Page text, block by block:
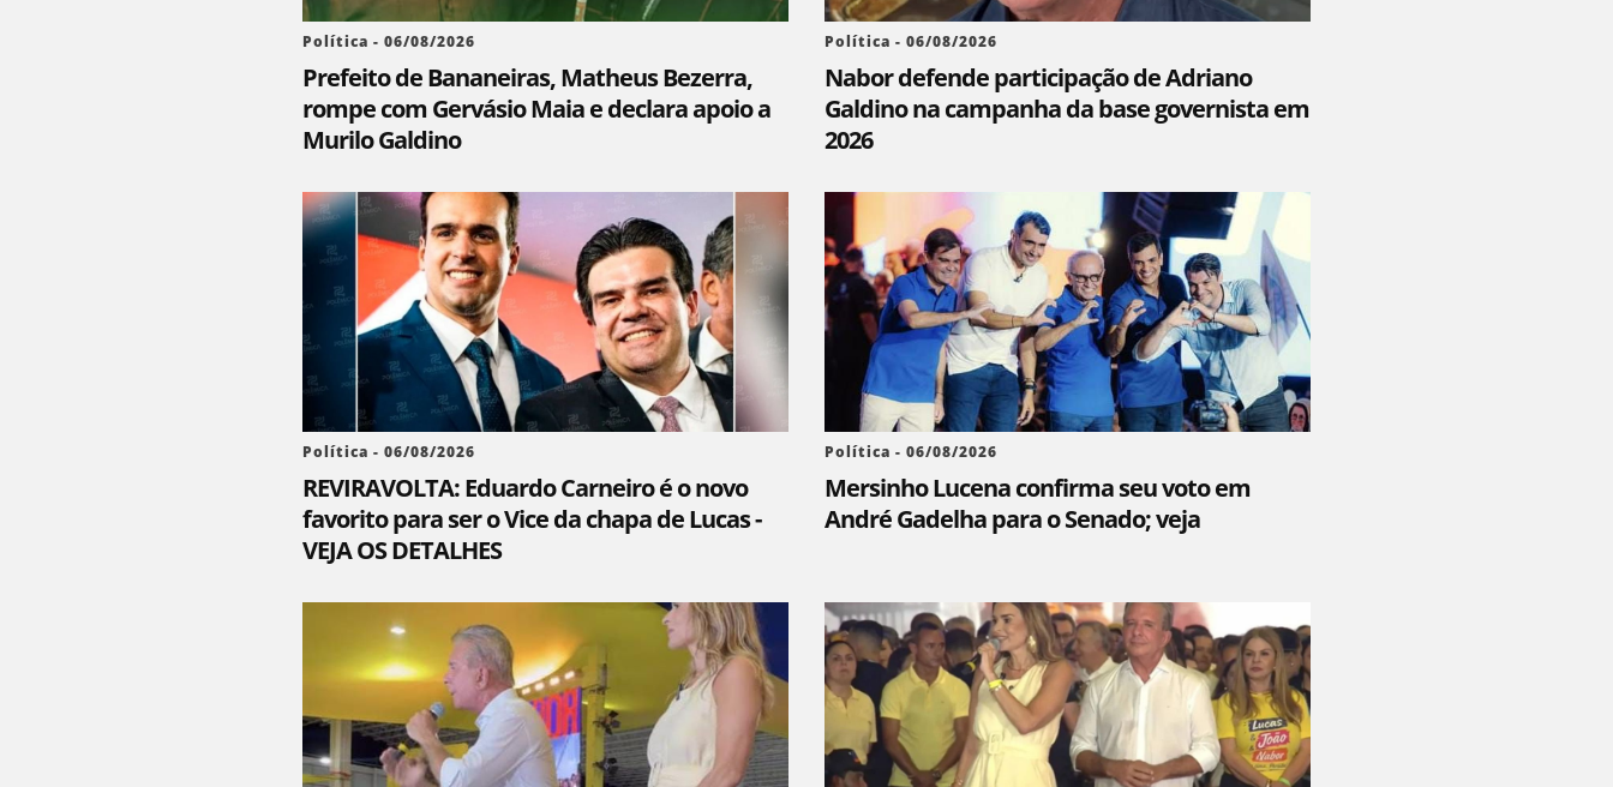
Política - 06/08/2026
Prefeito de Bananeiras, Matheus Bezerra,
rompe com Gervásio Maia e declara apoio a
Murilo Galdino
Política - 06/08/2026
Nabor defende participação de Adriano
Galdino na campanha da base governista em
2026
Política - 06/08/2026
REVIRAVOLTA: Eduardo Carneiro é o novo
favorito para ser o Vice da chapa de Lucas -
VEJA OS DETALHES
Política - 06/08/2026
Mersinho Lucena confirma seu voto em
André Gadelha para o Senado; veja